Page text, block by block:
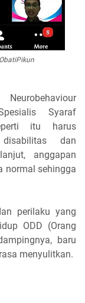
Syaraf
itu harus
dan
anggapan
normal sehingga
perilaku yang
ODD (Orang
baru
menyulitkan.